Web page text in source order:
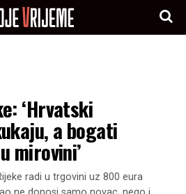
‘Hrvatski
a bogati
mirovini’
radi u trgovini uz 800 eura